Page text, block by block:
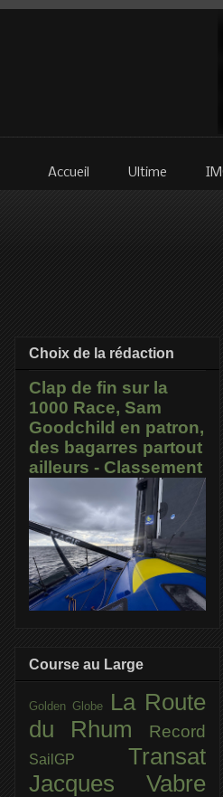
Accueil Ultime
Choix de la rédaction
Clap de fin sur la
1000 Race, Sam
Goodchild en patron,
des bagarres partout
ailleurs - Classement
Course au Large
Golden Globe
La Route
du Rhum
Record
SailGP Transat
Jacques Vabre